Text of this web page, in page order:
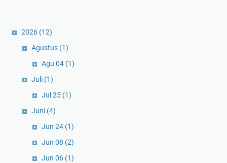
2026 (12)
Agustus (1)
Agu 04 (1)
Juli (1)
Jul 25 (1)
Juni (4)
Jun 24 (1)
Jun 08 (2)
Jun 06 (1)